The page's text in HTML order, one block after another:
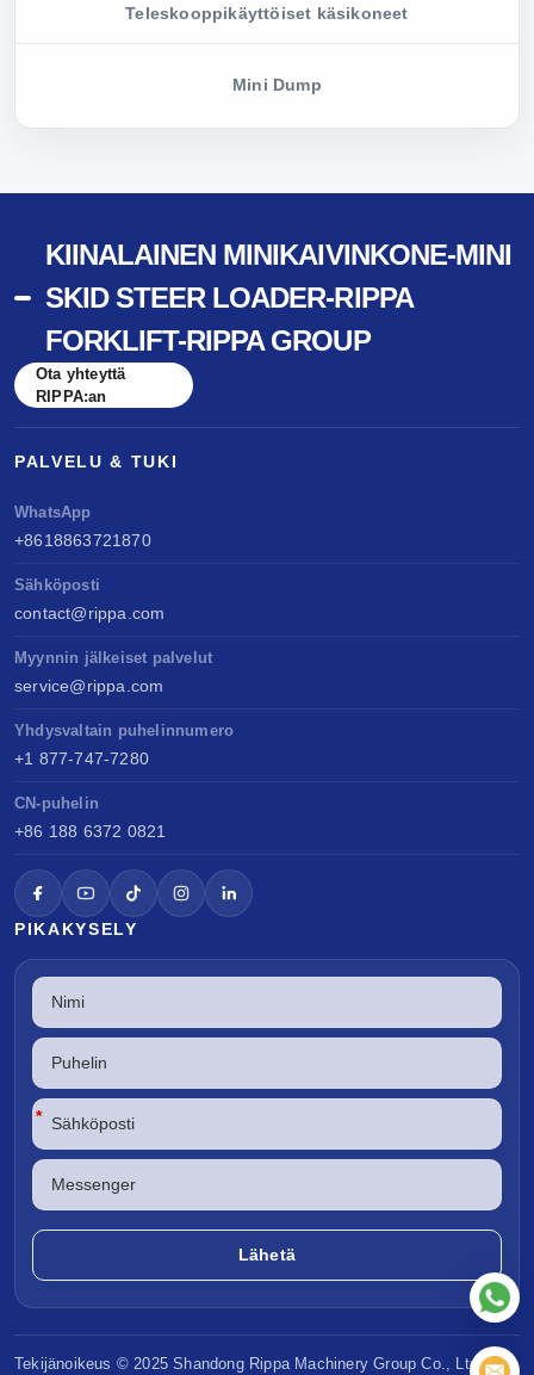
Teleskooppikäyttöiset käsikoneet
Mini Dump
KIINALAINEN MINIKAIVINKONE-MINI
SKID STEER LOADER-RIPPA
FORKLIFT-RIPPA GROUP
Ota yhteyttä
RIPPA:an
PALVELU & TUKI
WhatsApp
+8618863721870
Sähköposti
contact@rippa.com
Myynnin jälkeiset palvelut
service@rippa.com
Yhdysvaltain puhelinnumero
+1 877-747-7280
CN-puhelin
+86 188 6372 0821
PIKAKYSELY
*
Tekijänoikeus © 2025 Shandong Rippa Machinery Group Co., Ltd.